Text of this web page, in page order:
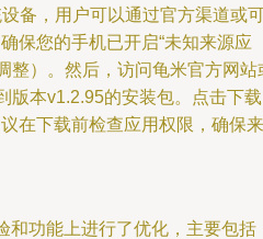
备，用户可以通过官方渠道或
保您的手机已开启“未知来源应
整）。然后，访问龟米官方网站
版本v1.2.95的安装包。点击下载
在下载前检查应用权限，确保来
和功能上进行了优化，主要包括